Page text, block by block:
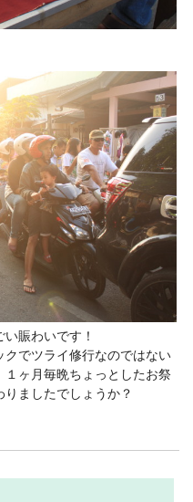
賑わいです！
でツライ修行なのではない
ヶ月毎晩ちょっとしたお祭
ましたでしょうか？